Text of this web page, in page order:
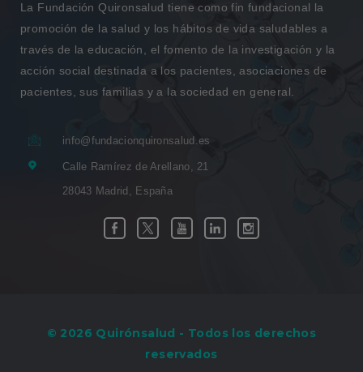
La Fundación Quironsalud tiene como fin fundacional la
promoción de la salud y los hábitos de vida saludables a
través de la educación, el fomento de la investigación y la
acción social destinada a los pacientes, asociaciones de
pacientes, sus familias y a la sociedad en general.
info@fundacionquironsalud.es
Calle Ramírez de Arellano, 21
28043 Madrid, España
Facebook
Enlace
aplicación
externa.
Twitter
Enlace
aplicación
externa.
Youtube
Enlace
aplicación
externa.
Linkedin
Enlace
aplicación
externa.
Instagram
Enlace
aplicación
© 2026 Quirónsalud - Todos los derechos
reservados